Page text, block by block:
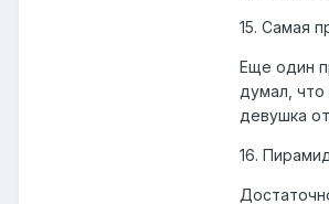
15. Самая
Еще один
думал,
девушка
16.